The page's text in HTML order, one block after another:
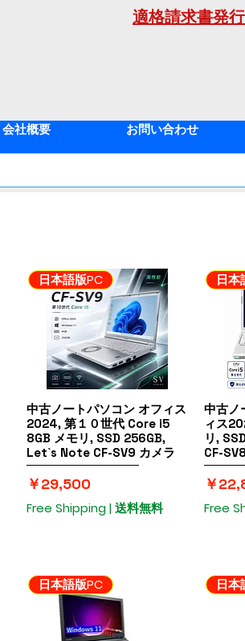
適格請求書発
会社概要 お問い合わせ
クイックビュー
日本語版PC
中古ノートパソコン オフィス
2024, 第１０世代 Core i5
8GB メモリ, SSD 256GB,
Let`s Note CF-SV9 カメラ
価格
￥29,500
Free Shipping | 送料無料
日本
中古ノ
ィス
リ,
CF-
価格
￥
Free
日本語版PC 日本